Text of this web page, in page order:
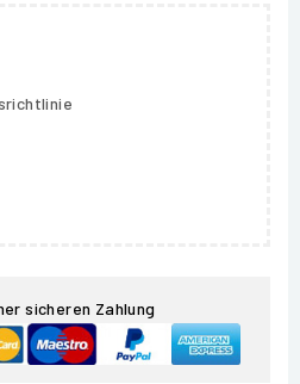
sicheren Zahlung